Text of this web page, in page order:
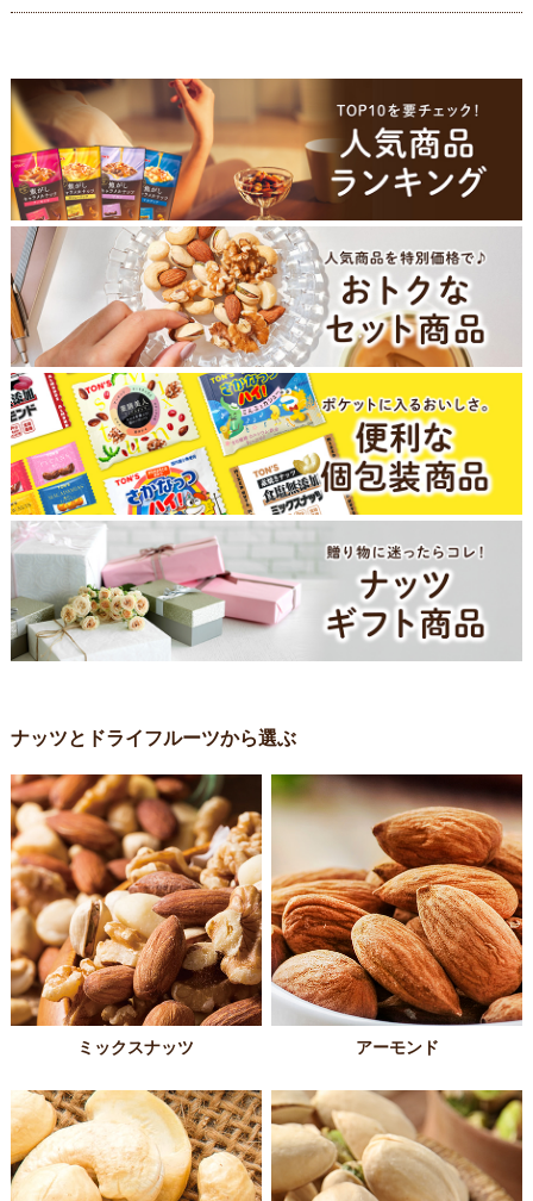
ナッツとドライフルーツから選ぶ
ミックスナッツ アーモンド